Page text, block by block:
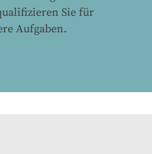
Sie für
Aufgaben.